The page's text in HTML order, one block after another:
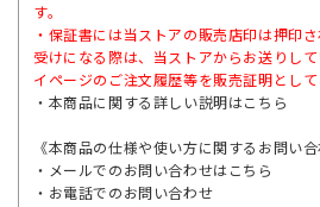
す。
・保証書には当ストアの販売店印は押印
受けになる際は、当ストアからお送りし
イページのご注文履歴等を販売証明として
・本商品に関する詳しい説明はこちら
《本商品の仕様や使い方に関するお問い合
・メールでのお問い合わせは こちら
・お電話でのお問い合わせ